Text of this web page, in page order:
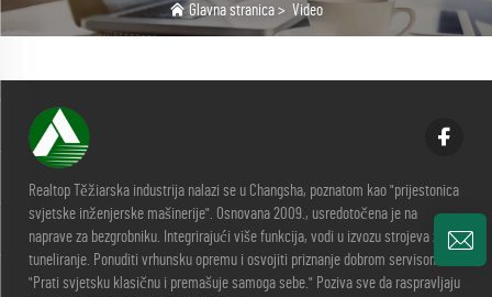
Glavna stranica > Video
Realtop Těžiarska industrija nalazi se u Changsha, poznatom kao "prijestonica
svjetske inženjerske mašinerije". Osnovana 2009., usredotočena je na
naprave za bezgrobniku. Integrirajući više funkcija, vodi u izvozu strojeva za
tuneliranje. Ponuditi vrhunsku opremu i osvojiti priznanje dobrom servisom.
"Prati svjetsku klasičnu i premašuje samoga sebe." Poziva sve da raspravljaju